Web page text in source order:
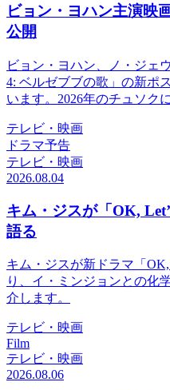
ビョン・ヨハン主演映
公開
ビョン・ヨハン、ノ・ジェ
4: ベルゼブブの歌」の新ポ
います。2026年のチュソク
テレビ・映画
ドラマ予告
テレビ・映画
2026.08.04
キム・ジスが「OK,
語る
キム・ジスが新ドラマ「OK,
り、イ・ミンジョンとの化
介します。
テレビ・映画
Film
テレビ・映画
2026.08.06